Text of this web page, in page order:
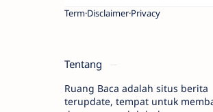
Term Disclaimer Privacy
Tentang
Ruang Baca adalah situs berita
terupdate, tempat untuk